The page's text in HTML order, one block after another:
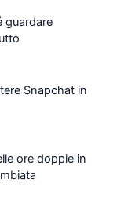
guardare
Snapchat in
ore doppie in